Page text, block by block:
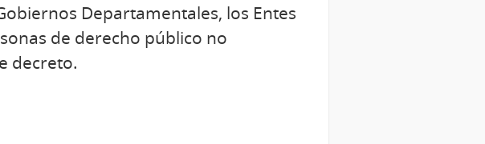
Departamentales, los Entes
de derecho público no
decreto.